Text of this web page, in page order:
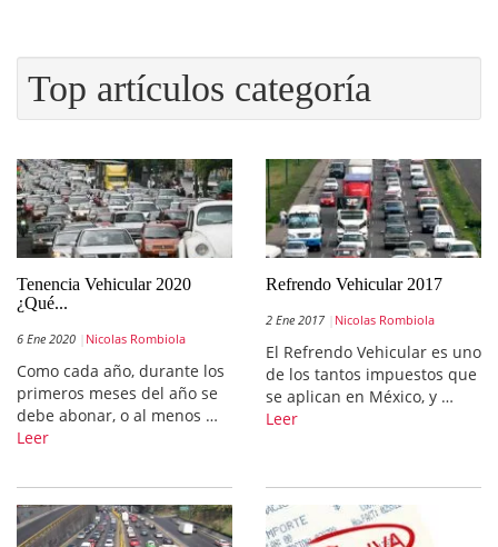
Top artículos categoría
Tenencia Vehicular 2020
¿Qué...
6 Ene 2020 Nicolas Rombiola
Como cada año, durante los
primeros meses del año se
debe abonar, o al menos …
Leer
Refrendo Vehicular 2017
2 Ene 2017 Nicolas Rombiola
El Refrendo Vehicular es uno
de los tantos impuestos que
se aplican en México, y …
Leer